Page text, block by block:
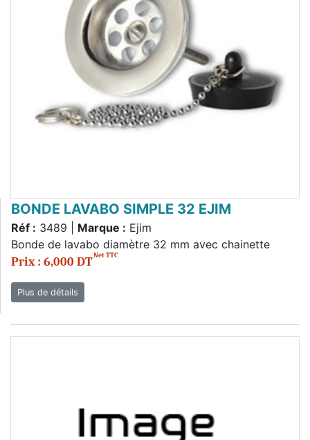
BONDE LAVABO SIMPLE 32 EJIM
Réf : 3489 | Marque : Ejim
Bonde de lavabo diamètre 32 mm avec chainette
Prix : 6,000 DTNet TTC
Plus de détails